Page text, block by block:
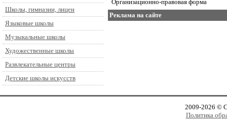
Школы, гимназии, лицеи
Языковые школы
Музыкальные школы
Художественные школы
Развлекательные центры
Детские школы искусств
Организационно-правовая форма
Реклама на сайте
2009-2026 ©
Политика